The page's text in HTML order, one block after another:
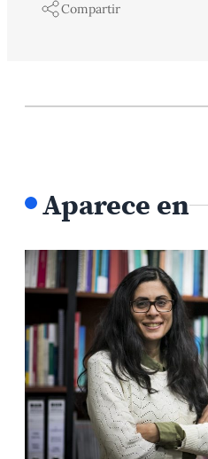
Compartir
Aparece en